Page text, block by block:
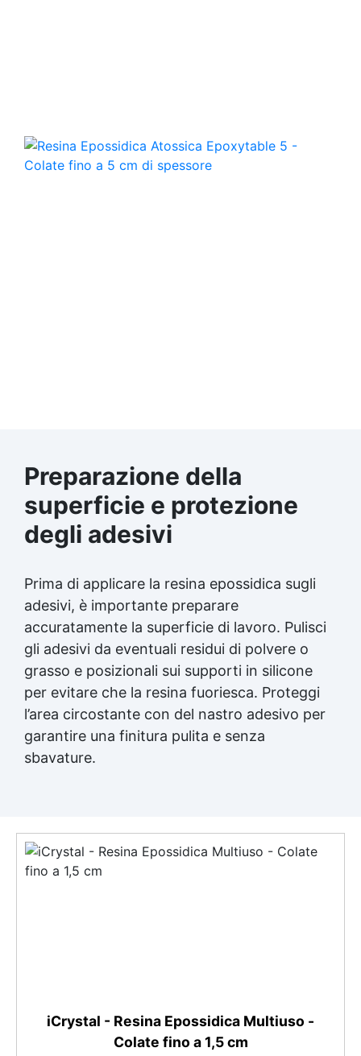
Preparazione della
superficie e protezione
degli adesivi
Prima di applicare la resina epossidica sugli
adesivi, è importante preparare
accuratamente la superficie di lavoro. Pulisci
gli adesivi da eventuali residui di polvere o
grasso e posizionali sui supporti in silicone
per evitare che la resina fuoriesca. Proteggi
l’area circostante con del nastro adesivo per
garantire una finitura pulita e senza
sbavature.
iCrystal - Resina Epossidica Multiuso -
Colate fino a 1,5 cm